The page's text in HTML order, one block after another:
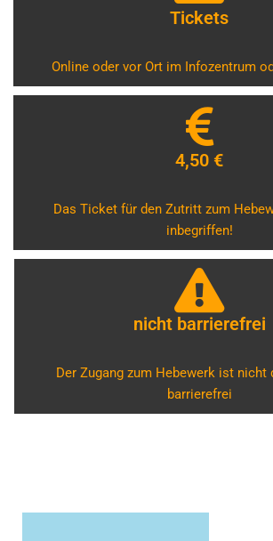
Tickets
Online oder vor Ort im Infozentrum
4,50 €
Das Ticket für den Zutritt zum
inbegriffen!
nicht barrierefrei
Der Zugang zum Hebewerk ist nicht
barrierefrei